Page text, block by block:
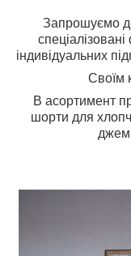
Запрошуємо
індивідуальних
Своїм
В асортимент
шорти для